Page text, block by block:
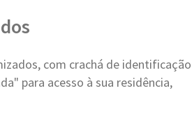
com crachá de identificação
para acesso à sua residência,